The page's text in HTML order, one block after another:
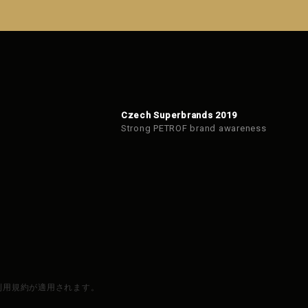
Czech Superbrands 2019
Strong PETROF brand awareness
規約が適用されます。